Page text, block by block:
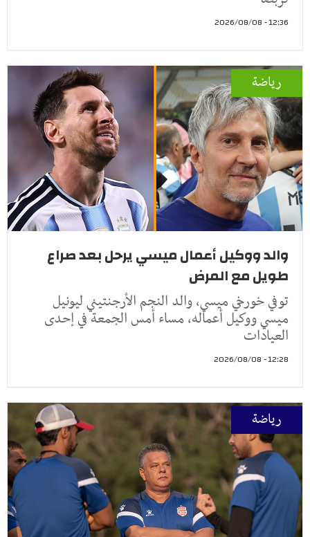
12:36 - 2026/08/08
رياضة
والد ووكيل أعمال ميسي يرحل بعد صراع
طويل مع المرض
توفي خورخي ميسي، والد النجم الأرجنتيني ليونيل
ميسي ووكيل أعماله، مساء أمس الجمعة في إحدى
العيادات
12:28 - 2026/08/08
رياضة